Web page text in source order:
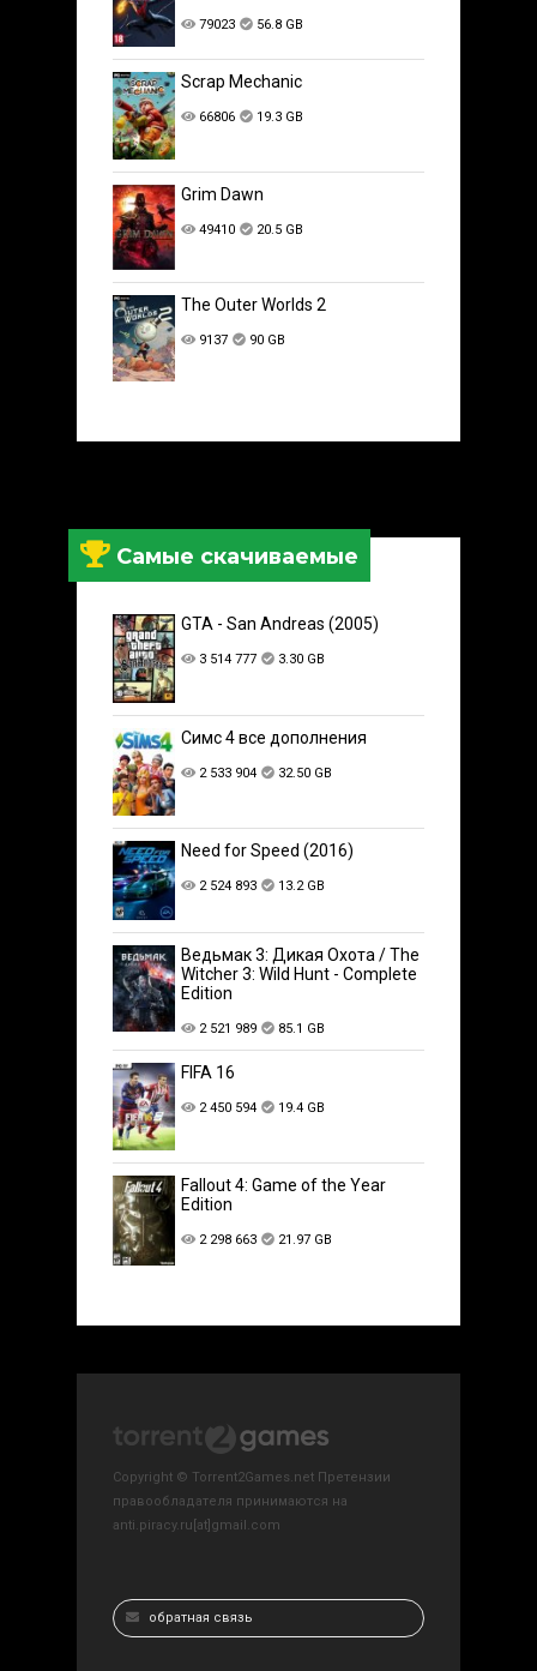
79023 56.8 GB
Scrap Mechanic
66806 19.3 GB
Grim Dawn
49410 20.5 GB
The Outer Worlds 2
9137 90 GB
Самые скачиваемые
GTA - San Andreas (2005)
3 514 777 3.30 GB
Симс 4 все дополнения
2 533 904 32.50 GB
Need for Speed (2016)
2 524 893 13.2 GB
Ведьмак 3: Дикая Охота / The
Witcher 3: Wild Hunt - Complete
Edition
2 521 989 85.1 GB
FIFA 16
2 450 594 19.4 GB
Fallout 4: Game of the Year
Edition
2 298 663 21.97 GB
Copyright © Torrent2Games.net Претензии
правообладателя принимаются на
anti.piracy.ru[at]gmail.com
обратная связь